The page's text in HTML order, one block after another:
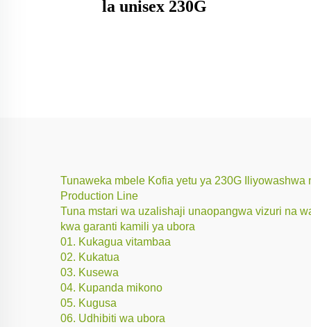
la unisex 230G
Tunaweka mbele Kofia yetu ya 230G
Production Line
Tuna mstari wa uzalishaji unaopangwa vizuri na
kwa garanti kamili ya ubora
01. Kukagua vitambaa
02. Kukatua
03. Kusewa
04. Kupanda mikono
05. Kugusa
06. Udhibiti wa ubora